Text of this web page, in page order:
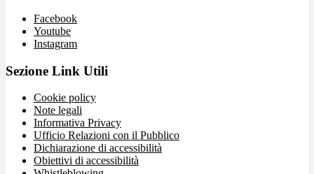
Facebook
Youtube
Instagram
Sezione Link Utili
Cookie policy
Note legali
Informativa Privacy
Ufficio Relazioni con il Pubblico
Dichiarazione di accessibilità
Obiettivi di accessibilità